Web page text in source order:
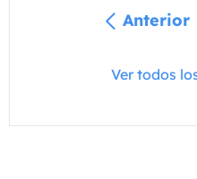
Anterior
Ver todos